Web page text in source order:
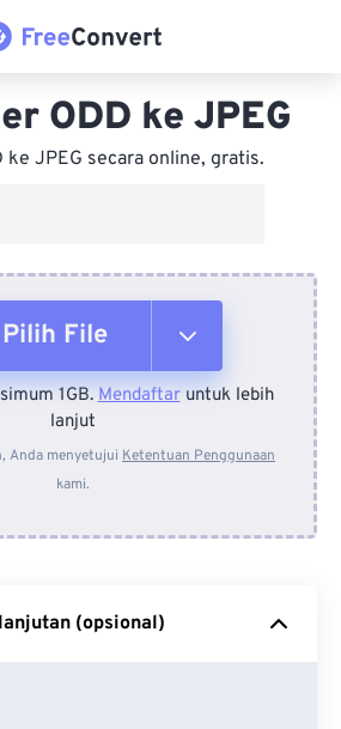
ODD ke JPEG
ke JPEG secara online, gratis.
Pilih File
Dari Perangkat
Dari Dropbox
1GB.Mendaftaruntuk lebih
lanjut
Anda menyetujui Ketentuan Penggunaan
kami.
(opsional)